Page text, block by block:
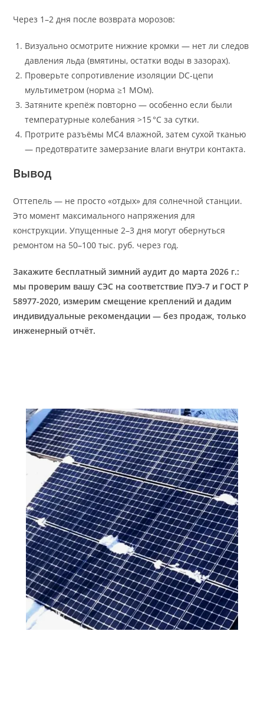
Через 1–2 дня после возврата морозов:
Визуально осмотрите нижние кромки — нет ли следов
давления льда (вмятины, остатки воды в зазорах).
Проверьте сопротивление изоляции DC-цепи
мультиметром (норма ≥1 МОм).
Затяните крепёж повторно — особенно если были
температурные колебания >15 °C за сутки.
Протрите разъёмы MC4 влажной, затем сухой тканью
— предотвратите замерзание влаги внутри контакта.
Вывод
Оттепель — не просто «отдых» для солнечной станции.
Это момент максимального напряжения для
конструкции. Упущенные 2–3 дня могут обернуться
ремонтом на 50–100 тыс. руб. через год.
Закажите бесплатный зимний аудит до марта 2026 г.:
мы проверим вашу СЭС на соответствие ПУЭ-7 и ГОСТ Р
58977-2020, измерим смещение креплений и дадим
индивидуальные рекомендации — без продаж, только
инженерный отчёт.